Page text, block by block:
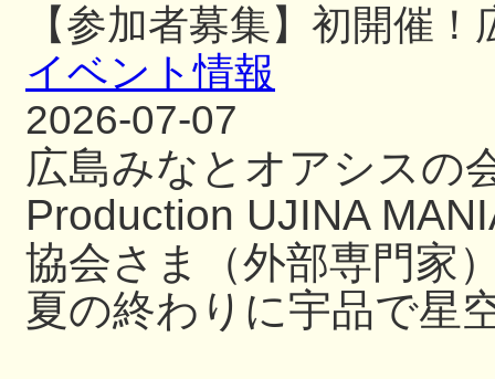
【参加者募集】初開催
イベント情報
2026-07-07
広島みなとオアシスの
Production UJINA
協会さま（外部専門家
夏の終わりに宇品で星